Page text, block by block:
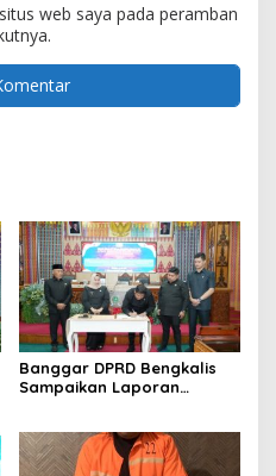
web saya pada peramban
Banggar DPRD Bengkalis
Sampaikan Laporan
Pelaksanaan APBD Tahun
Anggaran 2025